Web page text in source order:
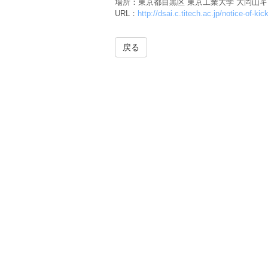
場所：東京都目黒区 東京工業大学 大岡山
URL： http://dsai.c.titech.ac.jp/notice-of-
戻る